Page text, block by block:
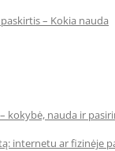
– Kokia nauda
kokybė, nauda ir
internetu ar fizinėje